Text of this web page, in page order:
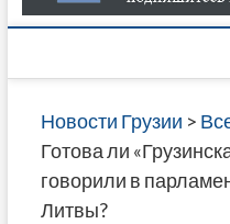
Новости Грузии >
Готова ли
говорили в
Литвы?